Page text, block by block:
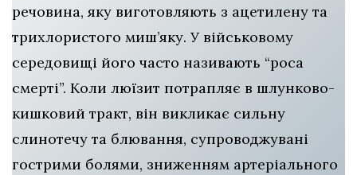
речовина, яку виготовляють з ацетилену та
трихлористого миш’яку. У військовому
середовищі його часто називають “роса
смерті”. Коли люїзит потрапляє в шлунково-
кишковий тракт, він викликає сильну
слинотечу та блювання, супроводжувані
гострими болями, зниженням артеріального